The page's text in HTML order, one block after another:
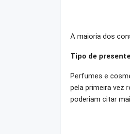
A maioria dos
Tipo de presente
Perfumes e
pela primeira vez
poderiam citar